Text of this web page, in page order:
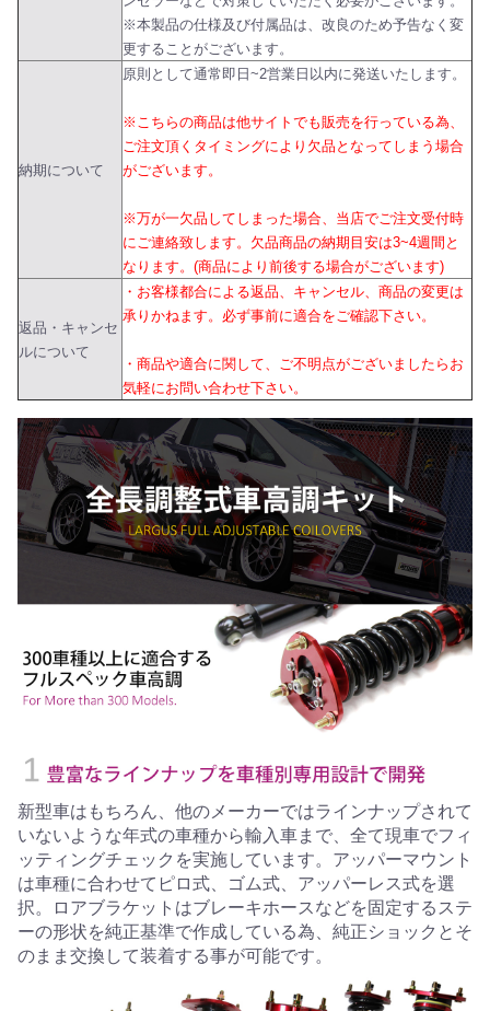
※本製品の仕様及び付属品は、改良のため予告なく変
更することがございます。
納期について
原則として通常即日~2営業日以内に発送いたします。
※こちらの商品は他サイトでも販売を行っている為、
ご注文頂くタイミングにより欠品となってしまう場合
がございます。
※万が一欠品してしまった場合、当店でご注文受付時
にご連絡致します。欠品商品の納期目安は3~4週間と
なります。(商品により前後する場合がございます)
返品・キャンセ
ルについて
・お客様都合による返品、キャンセル、商品の変更は
承りかねます。必ず事前に適合をご確認下さい。
・商品や適合に関して、ご不明点がございましたらお
気軽にお問い合わせ下さい。
新型車はもちろん、他のメーカーではラインナップされて
いないような年式の車種から輸入車まで、全て現車でフィ
ッティングチェックを実施しています。アッパーマウント
は車種に合わせてピロ式、ゴム式、アッパーレス式を選
択。ロアブラケットはブレーキホースなどを固定するステ
ーの形状を純正基準で作成している為、純正ショックとそ
のまま交換して装着する事が可能です。